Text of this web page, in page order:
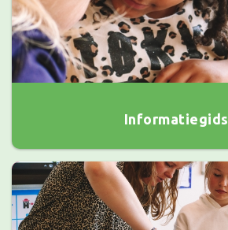
Informatiegids